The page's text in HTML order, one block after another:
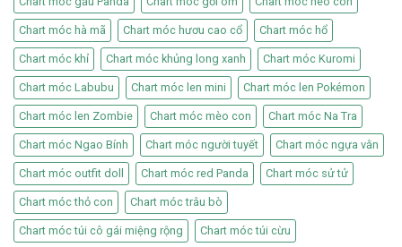
Chart móc hà mã Chart móc hươu cao cổ Chart móc hổ
Chart móc khỉ Chart móc khủng long xanh Chart móc Kuromi
Chart móc Labubu Chart móc len mini Chart móc len Pokémon
Chart móc len Zombie Chart móc mèo con Chart móc Na Tra
Chart móc Ngao Bính Chart móc người tuyết Chart móc ngựa vằn
Chart móc outfit doll Chart móc red Panda Chart móc sử tử
Chart móc thỏ con Chart móc trâu bò
Chart móc túi cô gái miệng rộng Chart móc túi cừu